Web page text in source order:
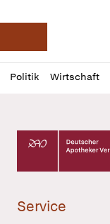
Deutsche
Politik Wirtschaft
Profil
öffnen
Daz
Pur
Deutscher
Service